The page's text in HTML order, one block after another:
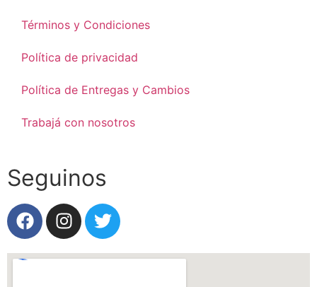
Términos y Condiciones
Política de privacidad
Política de Entregas y Cambios
Trabajá con nosotros
Seguinos